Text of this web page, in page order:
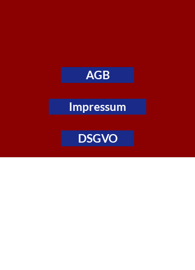
AGB
Impressum
DSGVO